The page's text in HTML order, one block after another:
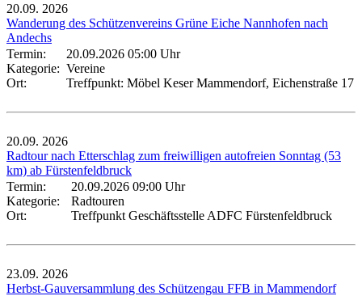
20.09. 2026
Wanderung des Schützenvereins Grüne Eiche Nannhofen nach
Andechs
Termin:
20.09.2026 05:00 Uhr
Kategorie: Vereine
Ort:
Treffpunkt: Möbel Keser Mammendorf, Eichenstraße 17
20.09. 2026
Radtour nach Etterschlag zum freiwilligen autofreien Sonntag (53
km) ab Fürstenfeldbruck
Termin:
20.09.2026 09:00 Uhr
Kategorie:
Radtouren
Ort:
Treffpunkt Geschäftsstelle ADFC Fürstenfeldbruck
23.09. 2026
Herbst-Gauversammlung des Schützengau FFB in Mammendorf